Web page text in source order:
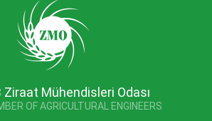
Ziraat Mühendisleri Odası
OF AGRICULTURAL ENGINEERS